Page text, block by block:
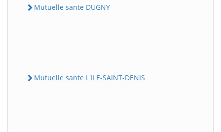
Mutuelle sante DUGNY
Mutuelle sante L'ILE-SAINT-DENIS